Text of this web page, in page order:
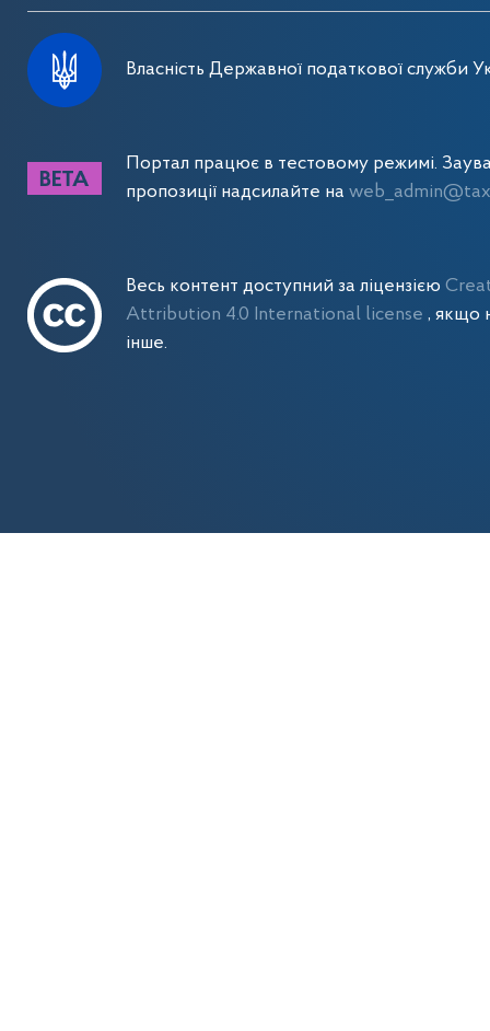
Власність Державної податкової служби
Портал працює в тестовому режимі.
пропозиції надсилайте на
Весь контент доступний за ліцензією
Attribution 4.0 International license , якщо
інше.